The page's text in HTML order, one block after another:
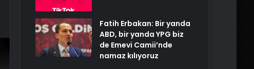
Fatih Erbakan: Bir yanda
ABD, bir yanda YPG biz
de Emevi Camii’nde
namaz kılıyoruz